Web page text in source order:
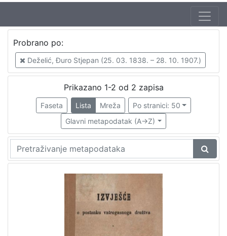
Autor
Deželić, Đuro Stjepan (25. 03. 1838. – 28. 10. 1907.)
izdanja
Zagreb
2
Probrano po:
Deželić, Đuro Stjepan (25. 03. 1838. – 28. 10. 1907.)
Prikazano 1-2 od 2 zapisa
Faseta Lista Mreža
Po stranici: 50
Glavni metapodatak (A->Z)